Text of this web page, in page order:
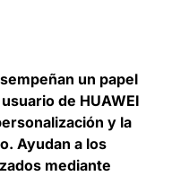
un papel
de HUAWEI
y la
Ayudan a los
mediante